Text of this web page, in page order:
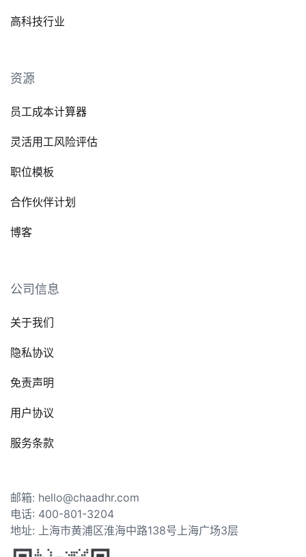
高科技行业
资源
员工成本计算器
灵活用工风险评估
职位模板
合作伙伴计划
博客
公司信息
关于我们
隐私协议
免责声明
用户协议
服务条款
邮箱: hello@chaadhr.com
电话: 400-801-3204
地址: 上海市黄浦区淮海中路138号上海广场3层